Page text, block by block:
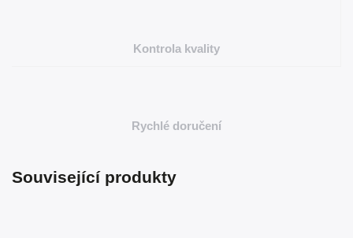
Kontrola kvality
Rychlé doručení
Související produkty